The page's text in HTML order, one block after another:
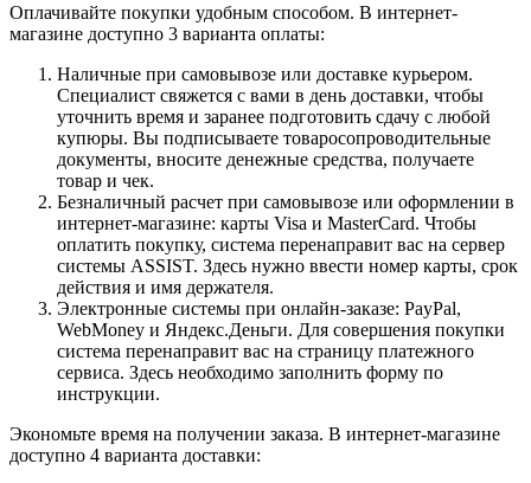
Оплачивайте покупки удобным способом. В интернет-
магазине доступно 3 варианта оплаты:
Наличные при самовывозе или доставке курьером.
Специалист свяжется с вами в день доставки, чтобы
уточнить время и заранее подготовить сдачу с любой
купюры. Вы подписываете товаросопроводительные
документы, вносите денежные средства, получаете
товар и чек.
Безналичный расчет при самовывозе или оформлении в
интернет-магазине: карты Visa и MasterCard. Чтобы
оплатить покупку, система перенаправит вас на сервер
системы ASSIST. Здесь нужно ввести номер карты, срок
действия и имя держателя.
Электронные системы при онлайн-заказе: PayPal,
WebMoney и Яндекс.Деньги. Для совершения покупки
система перенаправит вас на страницу платежного
сервиса. Здесь необходимо заполнить форму по
инструкции.
Экономьте время на получении заказа. В интернет-магазине
доступно 4 варианта доставки: